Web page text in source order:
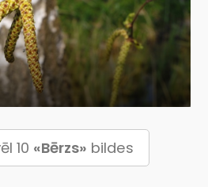
10 «Bērzs» bildes